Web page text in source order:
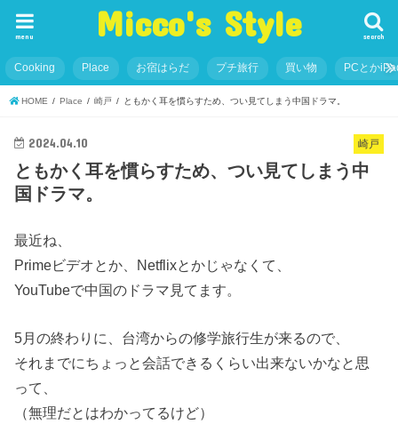
Micco's Style search
menu
Cooking Place お宿はらだ プチ旅行 買い物 PCとか
HOME Place 崎戸 ともかく耳を慣らすため、つい見てしまう中国ドラマ。
崎戸
2024.04.10
ともかく耳を慣らすため、つい見てしまう中
国ドラマ。
最近ね、
Primeビデオとか、Netflixとかじゃなくて、
YouTubeで中国のドラマ見てます。
5月の終わりに、台湾からの修学旅行生が来るので、
それまでにちょっと会話できるくらい出来ないかなと思
って、
（無理だとはわかってるけど）